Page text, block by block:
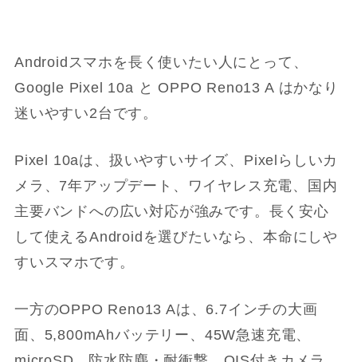
Androidスマホを長く使いたい人にとって、
Google Pixel 10a と OPPO Reno13 A はかなり
迷いやすい2台です。
Pixel 10aは、扱いやすいサイズ、Pixelらしいカ
メラ、7年アップデート、ワイヤレス充電、国内
主要バンドへの広い対応が強みです。長く安心
して使えるAndroidを選びたいなら、本命にしや
すいスマホです。
一方のOPPO Reno13 Aは、6.7インチの大画
面、5,800mAhバッテリー、45W急速充電、